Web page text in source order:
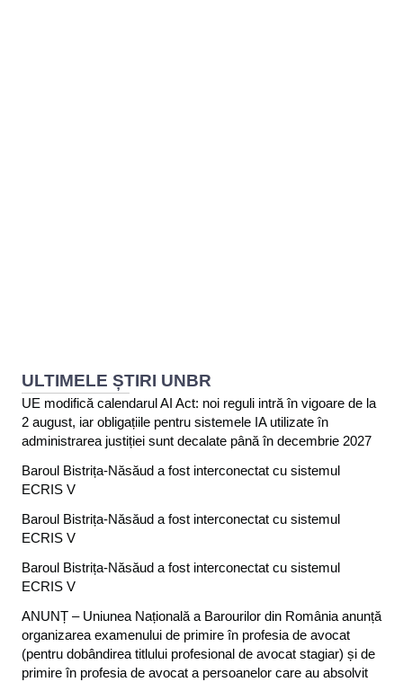
ULTIMELE ȘTIRI UNBR
UE modifică calendarul AI Act: noi reguli intră în vigoare de la
2 august, iar obligațiile pentru sistemele IA utilizate în
administrarea justiției sunt decalate până în decembrie 2027
Baroul Bistrița-Năsăud a fost interconectat cu sistemul
ECRIS V
Baroul Bistrița-Năsăud a fost interconectat cu sistemul
ECRIS V
Baroul Bistrița-Năsăud a fost interconectat cu sistemul
ECRIS V
ANUNȚ – Uniunea Națională a Barourilor din România anunță
organizarea examenului de primire în profesia de avocat
(pentru dobândirea titlului profesional de avocat stagiar) și de
primire în profesia de avocat a persoanelor care au absolvit